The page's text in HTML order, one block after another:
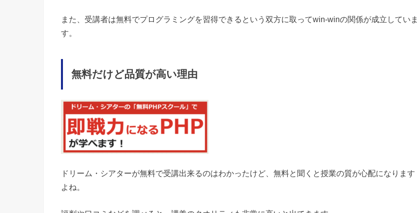
また、受講者は無料でプログラミングを習得できるという双方に取ってwin-winの関係が成立していま
す。
無料だけど品質が高い理由
ドリーム・シアターが無料で受講出来るのはわかったけど、無料と聞くと授業の質が心配になります
よね。